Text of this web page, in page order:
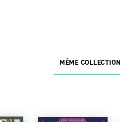
MÊME COLLECTION